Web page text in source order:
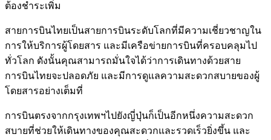
ต้องชำระเพิ่ม
สายการบินไทยเป็นสายการบินระดับโลกที่มีความเชี่ยวชาญใน
การให้บริการผู้โดยสาร และมีเครือข่ายการบินที่ครอบคลุมไป
ทั่วโลก ดังนั้นคุณสามารถมั่นใจได้ว่าการเดินทางด้วยสาย
การบินไทยจะปลอดภัย และมีการดูแลความสะดวกสบายของผู้
โดยสารอย่างเต็มที่
การบินตรงจากกรุงเทพฯไปยังญี่ปุ่นก็เป็นอีกหนึ่งความสะดวก
สบายที่ช่วยให้เดินทางของคุณสะดวกและรวดเร็วยิ่งขึ้น และ